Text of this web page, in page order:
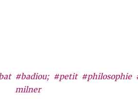
#badiou;
milner
#petit #philosophie